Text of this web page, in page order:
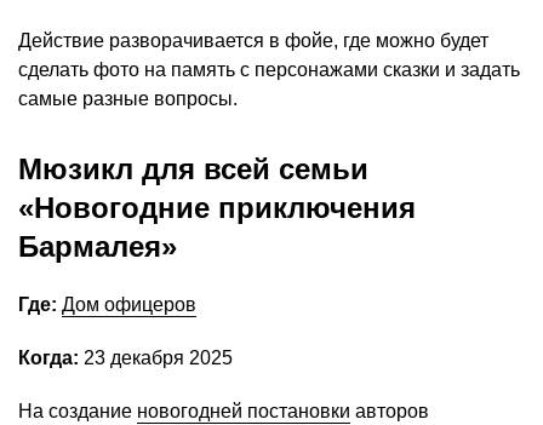
Действие разворачивается в фойе, где можно будет
сделать фото на память с персонажами сказки и задать
самые разные вопросы.
Мюзикл для всей семьи
«Новогодние приключения
Бармалея»
Где: Дом офицеров
Когда: 23 декабря 2025
На создание новогодней постановки авторов